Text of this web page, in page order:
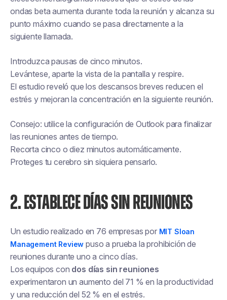
ondas beta aumenta durante toda la reunión y alcanza su
punto máximo cuando se pasa directamente a la
siguiente llamada.
Introduzca pausas de cinco minutos.
Levántese, aparte la vista de la pantalla y respire.
El estudio reveló que los descansos breves reducen el
estrés y mejoran la concentración en la siguiente reunión.
Consejo: utilice la configuración de Outlook para finalizar
las reuniones antes de tiempo.
Recorta cinco o diez minutos automáticamente.
Proteges tu cerebro sin siquiera pensarlo.
2. ESTABLECE DÍAS SIN REUNIONES
Un estudio realizado en 76 empresas por MIT Sloan
Management Review puso a prueba la prohibición de
reuniones durante uno a cinco días.
Los equipos con dos días sin reuniones
experimentaron un aumento del 71 % en la productividad
y una reducción del 52 % en el estrés.